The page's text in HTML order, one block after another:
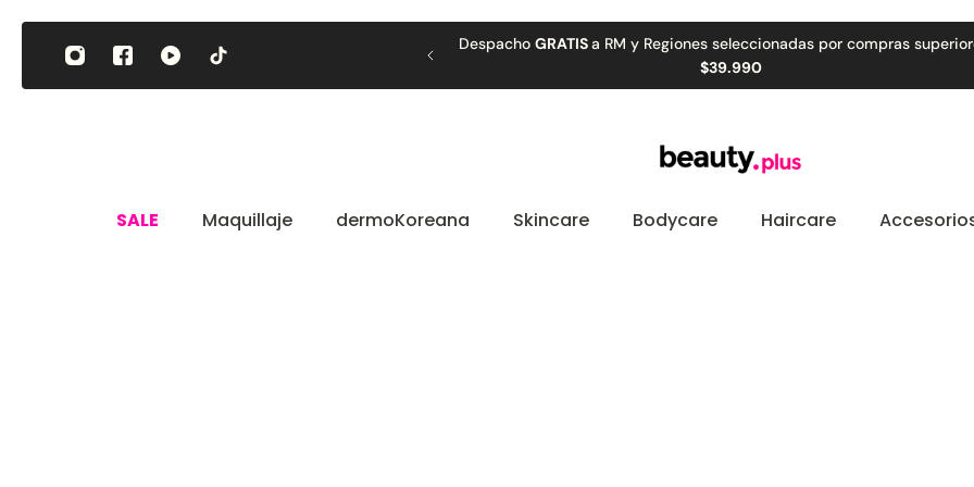
al contenido
a RM y Regiones seleccionadas por compras superiores a
🚚 Retiro
SALE Maquillaje dermoKoreana Skincare Bodycare Haircare